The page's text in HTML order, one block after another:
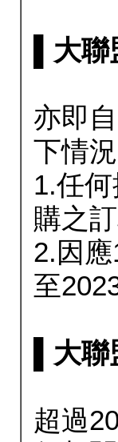
▌大
亦即
下情況
1.任
購之訂
2.因
至
▌大
超過